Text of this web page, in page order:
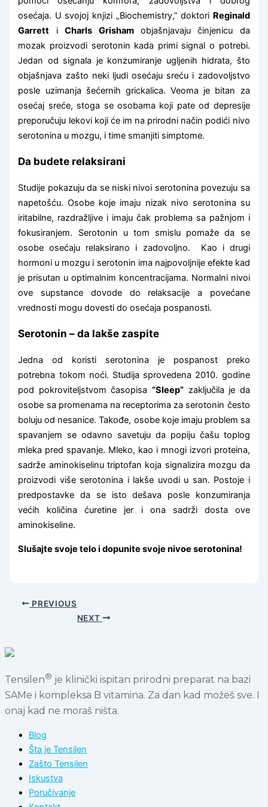
osećaja. U svojoj knjizi „Biochemistry,” doktori Reginald
Garrett iCharls Grishamobjašnjavaju činjenicu da
mozak proizvodi serotonin kada primi signal o potrebi.
Jedan od signala je konzumiranje ugljenih hidrata, što
objašnjava zašto neki ljudi osećaju sreću i zadovoljstvo
posle uzimanja šećernih grickalica. Veoma je bitan za
osećaj sreće, stoga se osobama koji pate od depresije
preporučuju lekovi koji će im na prirodni način podići nivo
serotonina u mozgu, i time smanjiti simptome.
Da budete relaksirani
Studije pokazuju da se niski nivoi serotonina povezuju sa
napetošću. Osobe koje imaju nizak nivo serotonina su
iritabilne, razdražljive i imaju čak problema sa pažnjom i
fokusiranjem. Serotonin u tom smislu pomaže da se
osobe osećaju relaksirano i zadovoljno. Kao i drugi
hormoni u mozgu i serotonin ima najpovoljnije efekte kad
je prisutan u optimalnim koncentracijama. Normalni nivoi
ove supstance dovode do relaksacije a povećane
vrednosti mogu dovesti do osećaja pospanosti.
Serotonin – da lakše zaspite
Jedna od koristi serotonina je pospanost preko
potrebna tokom noći. Studija sprovedena 2010. godine
pod pokroviteljstvom časopisa “Sleep” zaključila je da
osobe sa promenama na receptorima za serotonin često
boluju od nesanice. Takođe, osobe koje imaju problem sa
spavanjem se odavno savetuju da popiju čašu toplog
mleka pred spavanje. Mleko, kao i mnogi izvori proteina,
sadrže aminokiselinu triptofan koja signalizira mozgu da
proizvodi više serotonina i lakše uvodi u san. Postoje i
predpostavke da se isto dešava posle konzumiranja
većih količina ćuretine jer i ona sadrži dosta ove
aminokiseline.
Slušajte svoje telo i dopunite svoje nivoe serotonina!
PREVIOUS
NEXT
Tensilen® je klinički ispitan prirodni preparat na bazi
SAMe i kompleksa B vitamina. Za dan kad možeš sve. I
onaj kad ne moraš ništa.
Blog
Šta je Tensilen
Zašto Tensilen
Iskustva
Poručivanje